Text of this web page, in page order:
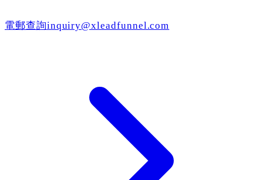
電郵查詢inquiry@xleadfunnel.com